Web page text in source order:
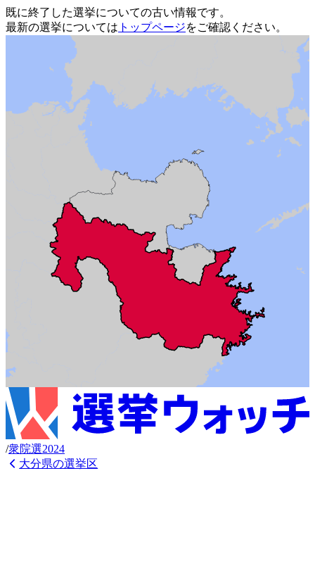
既に終了した選挙についての古い情報です。
最新の選挙については トップページをご確認ください。
/衆院選2024
大分県の選挙区